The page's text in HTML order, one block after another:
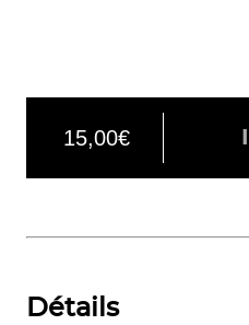
15,00€
Détails